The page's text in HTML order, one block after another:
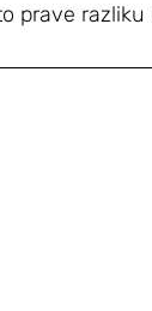
prave